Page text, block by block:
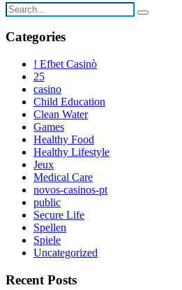
Categories
! Efbet Casinò
25
casino
Child Education
Clean Water
Games
Healthy Food
Healthy Lifestyle
Jeux
Medical Care
novos-casinos-pt
public
Secure Life
Spellen
Spiele
Uncategorized
Recent Posts